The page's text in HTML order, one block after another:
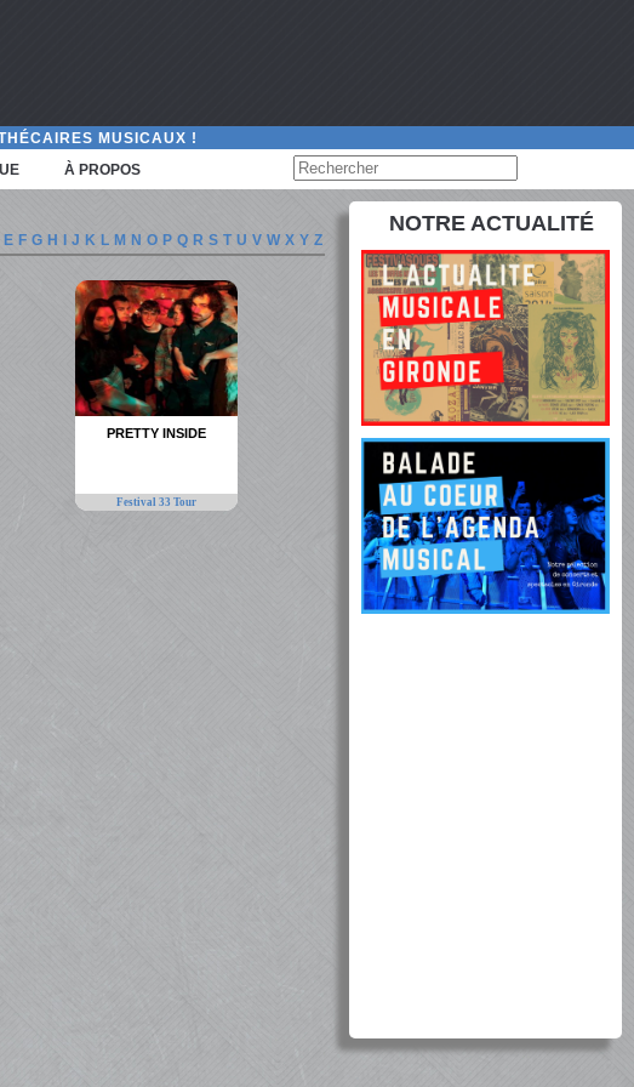
MUSICAUX !
À PROPOS
E F G H I J K L M N O P Q R S T U V W X Y Z
PRETTY INSIDE
Festival 33 Tour
NOTRE ACTUALITÉ